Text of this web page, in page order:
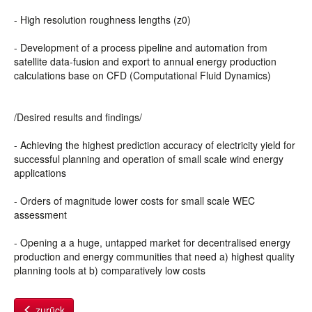
- High resolution roughness lengths (z0)
- Development of a process pipeline and automation from
satellite data-fusion and export to annual energy production
calculations base on CFD (Computational Fluid Dynamics)
/Desired results and findings/
- Achieving the highest prediction accuracy of electricity yield for
successful planning and operation of small scale wind energy
applications
- Orders of magnitude lower costs for small scale WEC
assessment
- Opening a a huge, untapped market for decentralised energy
production and energy communities that need a) highest quality
planning tools at b) comparatively low costs